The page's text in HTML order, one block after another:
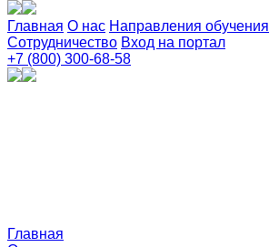
Главная О нас Направления обучения
Сотрудничество Вход на портал
+7 (800) 300-68-58
Главная